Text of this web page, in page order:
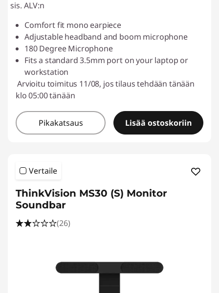
sis. ALV:n
Comfort fit mono earpiece
Adjustable headband and boom microphone
180 Degree Microphone
Fits a standard 3.5mm port on your laptop or
workstation
Arvioitu toimitus 11/08, jos tilaus tehdään tänään
klo 05:00 tänään
Pikakatsaus Lisää ostoskoriin
Vertaile
ThinkVision MS30 (S) Monitor
Soundbar
(26)